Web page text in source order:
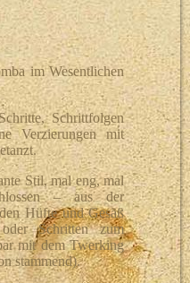
im Wesentlichen
Schrittfolgen
Verzierungen mit
Stil, mal eng, mal
– aus der
Hüfte und Gesäß
Schritten zum
mit dem Twerking
stammend).